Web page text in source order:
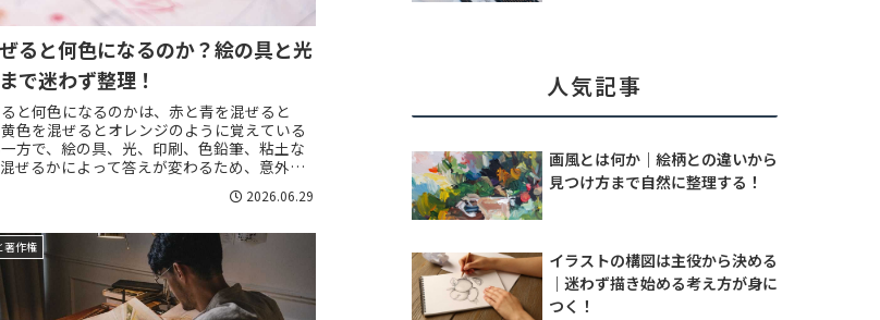
ると何色になるのか？絵の具と光
で迷わず整理！
と何色になるのかは、赤と青を混ぜると
色を混ぜるとオレンジのように覚えている
方で、絵の具、光、印刷、色鉛筆、粘土な
ぜるかによって答えが変わるため、意外と
すいテーマです。特に「全部の色を混ぜると
2026.06.29
著作権
人気記事
画風とは何か｜絵柄との違いから
見つけ方まで自然に整理する！
イラストの構図は主役から決める
｜迷わず描き始める考え方が身に
つく！